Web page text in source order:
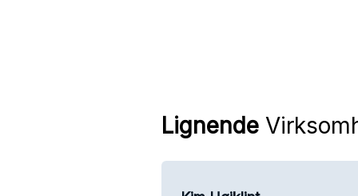
Lignende